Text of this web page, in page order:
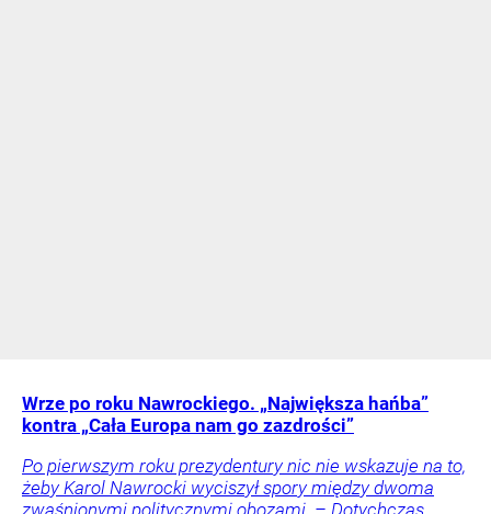
Wrze po roku Nawrockiego. „Największa hańba”
kontra „Cała Europa nam go zazdrości”
Po pierwszym roku prezydentury nic nie wskazuje na to,
żeby Karol Nawrocki wyciszył spory między dwoma